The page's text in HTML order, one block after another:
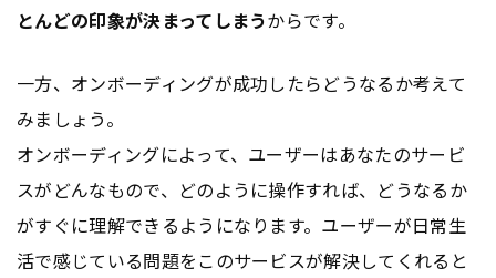
とんどの印象が決まってしまうからです。
一方、オンボーディングが成功したらどうなるか考えて
みましょう。
オンボーディングによって、ユーザーはあなたのサービ
スがどんなもので、どのように操作すれば、どうなるか
がすぐに理解できるようになります。ユーザーが日常生
活で感じている問題をこのサービスが解決してくれると